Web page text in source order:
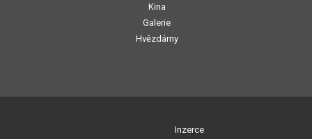
Kina
Galerie
Hvězdárny
Inzerce